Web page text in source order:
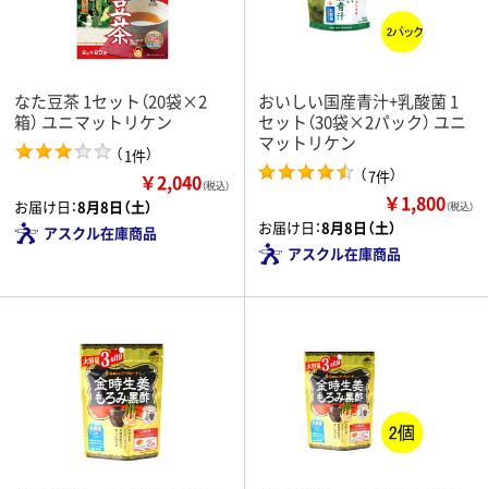
なた豆茶 1セット（20袋×2
箱） ユニマットリケン
（1件）
￥2,040（税込）
お届け日：8月8日（土）
アスクル在庫商品
おいしい国産青汁+乳酸菌 1
セット（30袋×2パック） ユニ
マットリケン
（7件）
￥1,800（税込）
お届け日：8月8日（土）
アスクル在庫商品